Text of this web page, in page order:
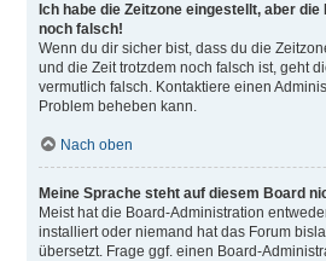
Ich habe die Zeitzone eingestellt, aber
noch falsch!
Wenn du dir sicher bist, dass du die
und die Zeit trotzdem noch falsch ist, geht
vermutlich falsch. Kontaktiere einen
Problem beheben kann.
Nach oben
Meine Sprache steht auf diesem Board
Meist hat die Board-Administration
installiert oder niemand hat das Forum
übersetzt. Frage ggf. einen Board-